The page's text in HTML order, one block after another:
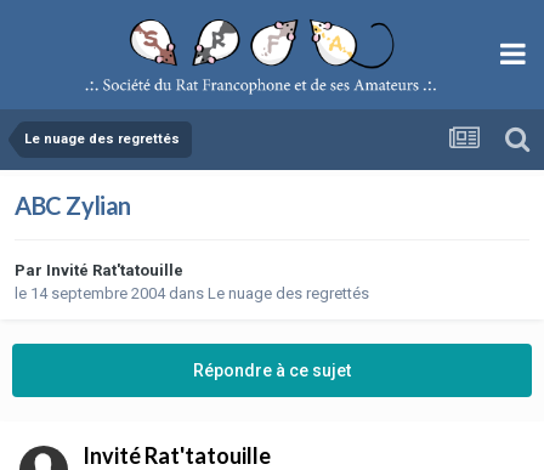
Le nuage des regrettés
ABC Zylian
Par Invité Rat'tatouille
le 14 septembre 2004dans Le nuage des regrettés
Répondre à ce sujet
Invité Rat'tatouille